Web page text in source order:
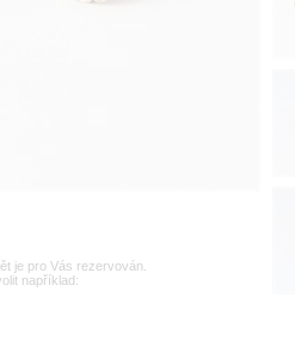
je pro Vás rezervován.
například: